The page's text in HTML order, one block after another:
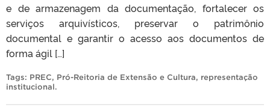
e de armazenagem da documentação, fortalecer os
serviços arquivísticos, preservar o patrimônio
documental e garantir o acesso aos documentos de
forma ágil […]
Tags: PREC, Pró-Reitoria de Extensão e Cultura, representação
institucional.